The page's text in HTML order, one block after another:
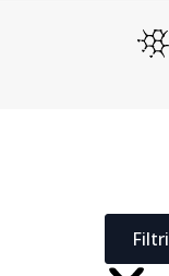
Filtri